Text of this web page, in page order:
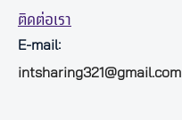
ติดต่อเรา
E-mail:
intsharing321@gmail.com